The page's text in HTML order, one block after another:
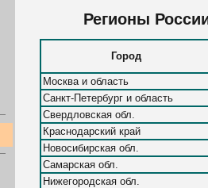
Регионы
Город
Москва и область
Санкт-Петербург и область
Свердловская обл.
Краснодарский край
Новосибирская обл.
Самарская обл.
Нижегородская обл.